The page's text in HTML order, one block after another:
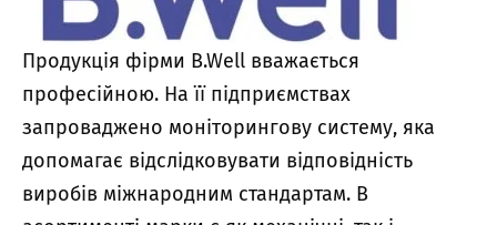
Продукція фірми B.Well вважається
професійною. На її підприємствах
запроваджено моніторингову систему, яка
допомагає відслідковувати відповідність
виробів міжнародним стандартам. В